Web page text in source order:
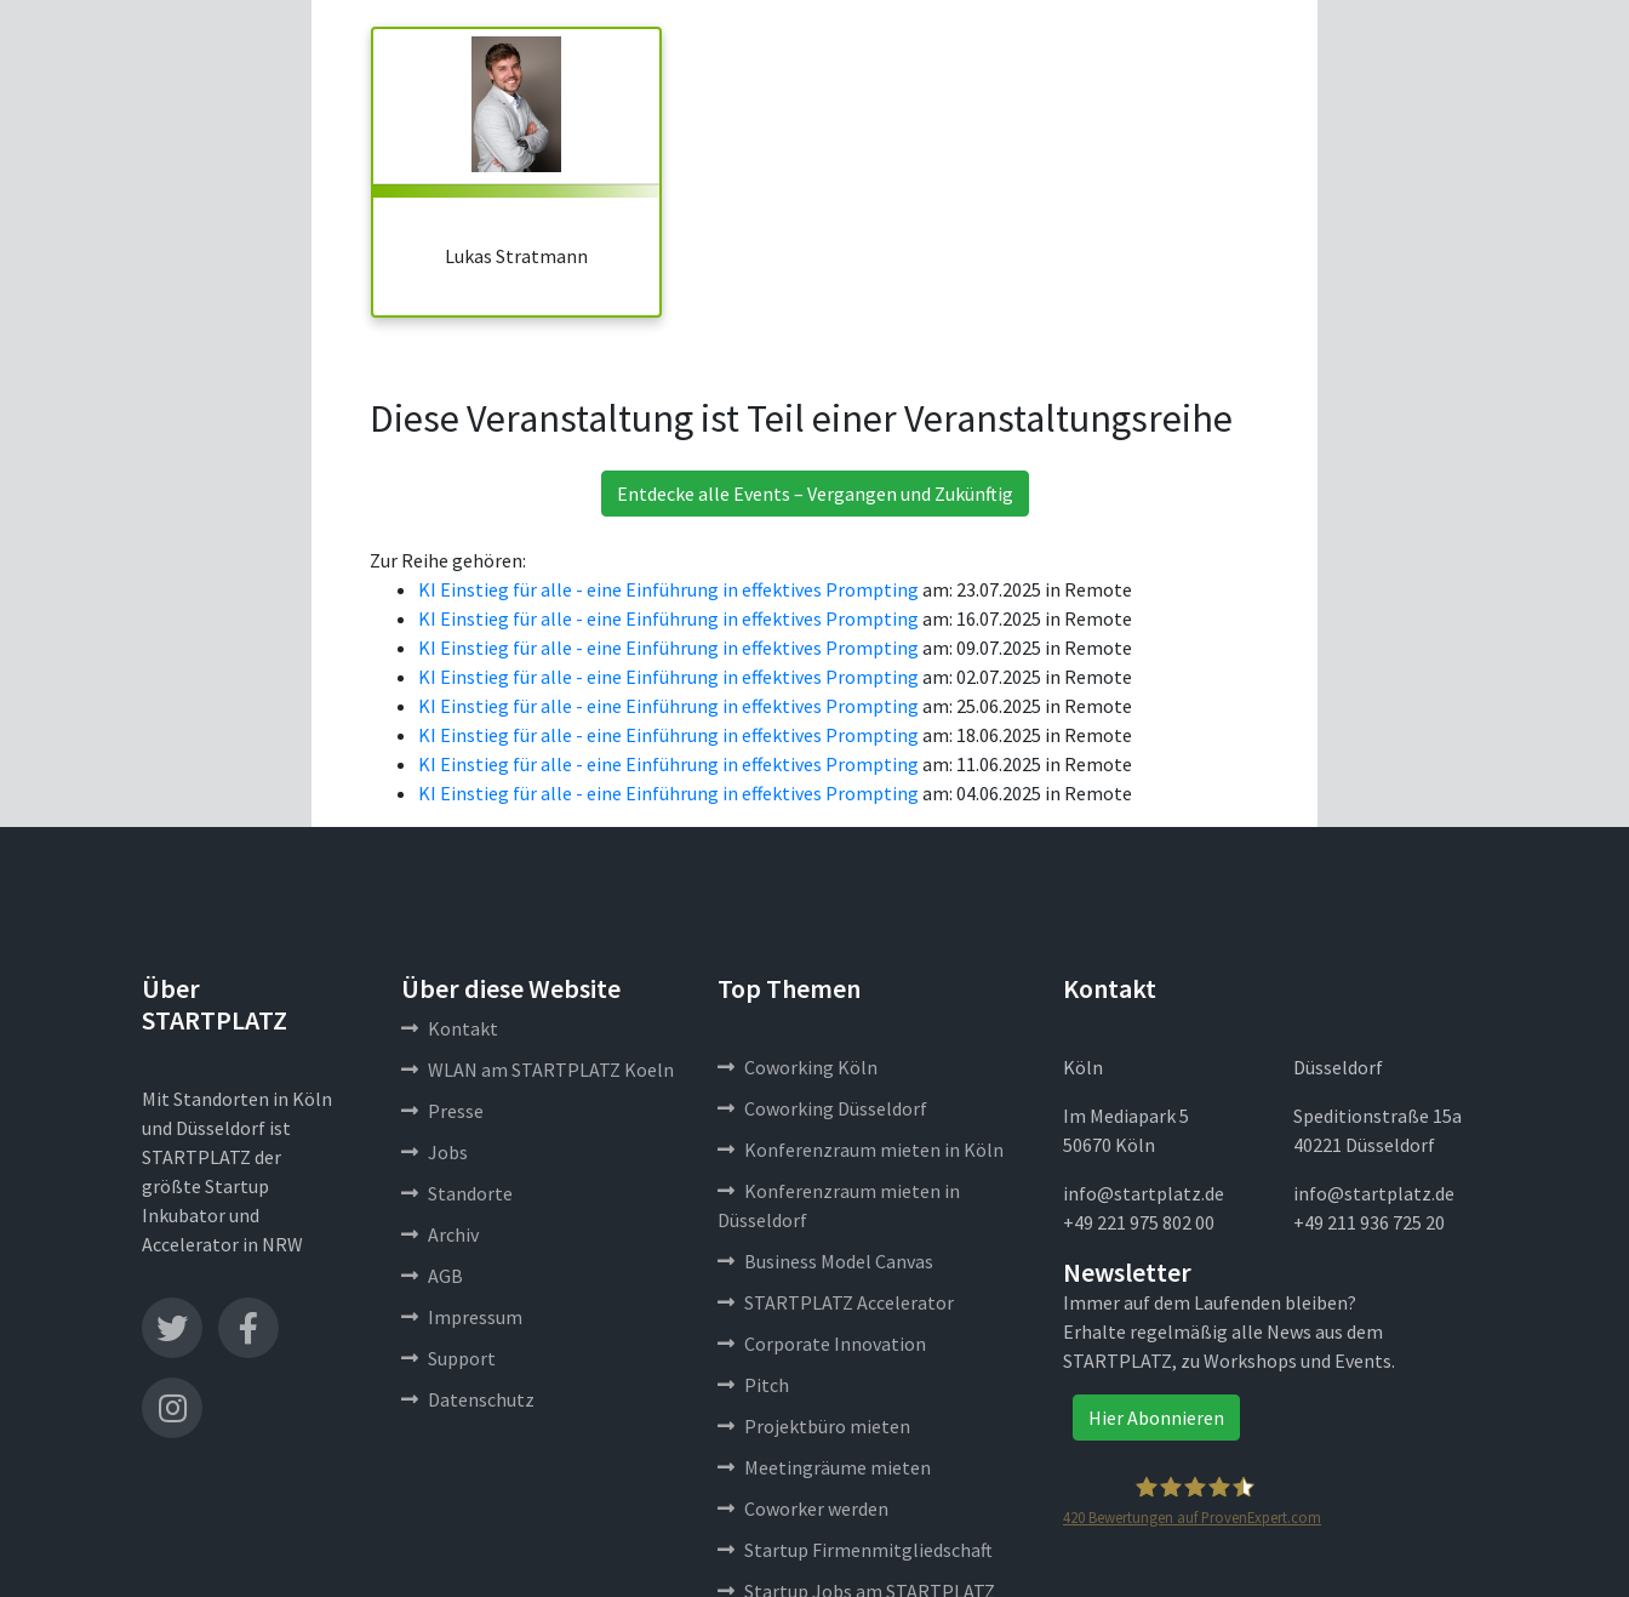
Lukas Stratmann
Diese Veranstaltung ist Teil einer Veranstaltungsreihe
Entdecke alle Events – Vergangen und Zukünftig
Zur Reihe gehören:
KI Einstieg für alle - eine Einführung in effektives Prompting am: 23.07.2025 in Remote
KI Einstieg für alle - eine Einführung in effektives Prompting am: 16.07.2025 in Remote
KI Einstieg für alle - eine Einführung in effektives Prompting am: 09.07.2025 in Remote
KI Einstieg für alle - eine Einführung in effektives Prompting am: 02.07.2025 in Remote
KI Einstieg für alle - eine Einführung in effektives Prompting am: 25.06.2025 in Remote
KI Einstieg für alle - eine Einführung in effektives Prompting am: 18.06.2025 in Remote
KI Einstieg für alle - eine Einführung in effektives Prompting am: 11.06.2025 in Remote
KI Einstieg für alle - eine Einführung in effektives Prompting am: 04.06.2025 in Remote
Über
STARTPLATZ
Mit Standorten in Köln
und Düsseldorf ist
STARTPLATZ der
größte Startup
Inkubator und
Accelerator in NRW
Über diese Website
Kontakt
WLAN am STARTPLATZ Koeln
Presse
Jobs
Standorte
Archiv
AGB
Impressum
Support
Datenschutz
Top Themen
Coworking Köln
Coworking Düsseldorf
Konferenzraum mieten in Köln
Konferenzraum mieten in
Düsseldorf
Business Model Canvas
STARTPLATZ Accelerator
Corporate Innovation
Pitch
Projektbüro mieten
Meetingräume mieten
Coworker werden
Startup Firmenmitgliedschaft
Startup Jobs am STARTPLATZ
Kontakt
Köln
Im Mediapark 5
50670 Köln
info@startplatz.de
+49 221 975 802 00
Düsseldorf
Speditionstraße 15a
40221 Düsseldorf
info@startplatz.de
+49 211 936 725 20
Newsletter
Immer auf dem Laufenden bleiben?
Erhalte regelmäßig alle News aus dem
STARTPLATZ, zu Workshops und Events.
Hier Abonnieren
420 Bewertungen auf ProvenExpert.com